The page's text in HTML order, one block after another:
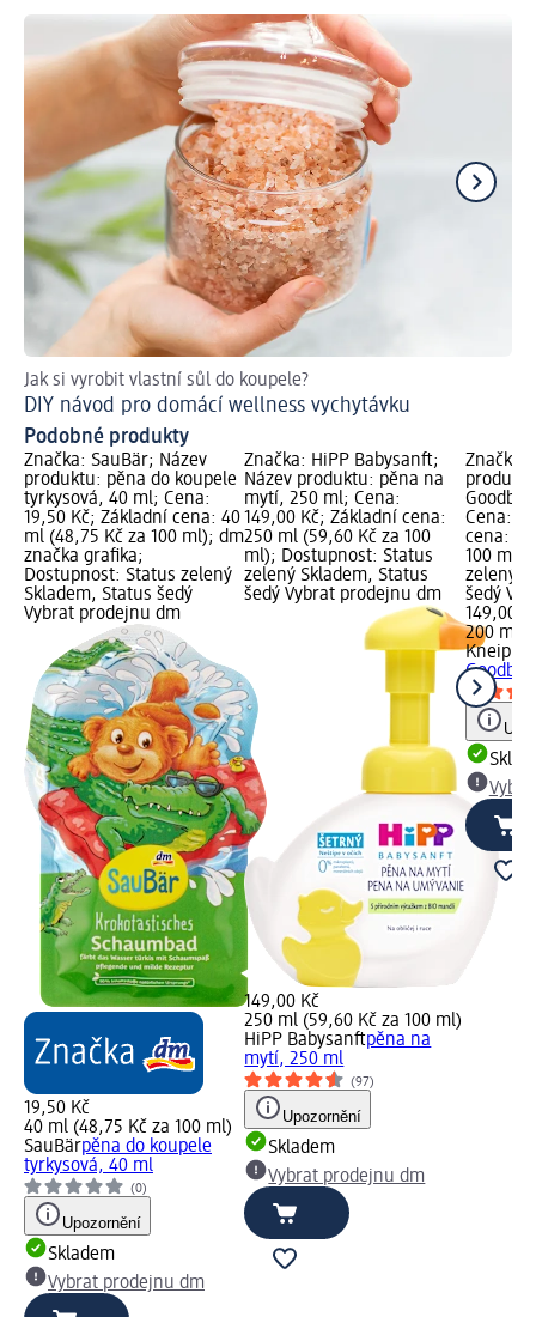
Jak si vyrobit vlastní sůl do koupele?
DIY návod pro domácí wellness vychytávku
Podobné produkty
Značka: SauBär; Název
produktu: pěna do koupele
tyrkysová, 40 ml; Cena:
19,50 Kč; Základní cena: 40
ml (48,75 Kč za 100 ml); dm
značka grafika;
Dostupnost: Status zelený
Skladem, Status šedý
Vybrat prodejnu dm
19,50 Kč
40 ml (48,75 Kč za 100 ml)
SauBärpěna do koupele
tyrkysová, 40 ml
(0)
Upozornění
Skladem
Vybrat prodejnu dm
Značka: HiPP Babysanft;
Název produktu: pěna na
mytí, 250 ml; Cena:
149,00 Kč; Základní cena:
250 ml (59,60 Kč za 100
ml); Dostupnost: Status
zelený Skladem, Status
šedý Vybrat prodejnu dm
149,00 Kč
250 ml (59,60 Kč za 100 ml)
HiPP Babysanftpěna na
mytí, 250 ml
(97)
Upozornění
Skladem
Vybrat prodejnu dm
Značka:
Cena:
cena:
100 ml);
zelený
šedý
149,00
200 ml
Kneipp